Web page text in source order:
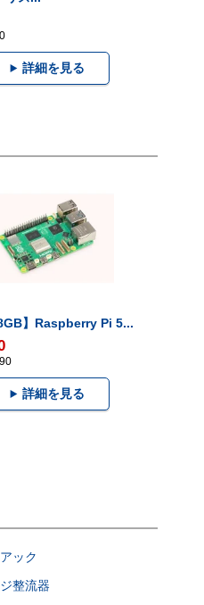
詳細を見る
8GB】Raspberry Pi 5...
詳細を見る
ック
整流器